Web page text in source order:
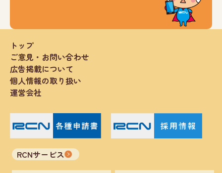
トップ
ご意見・お問い合わせ
広告掲載について
個人情報の取り扱い
運営会社
RCNサービス